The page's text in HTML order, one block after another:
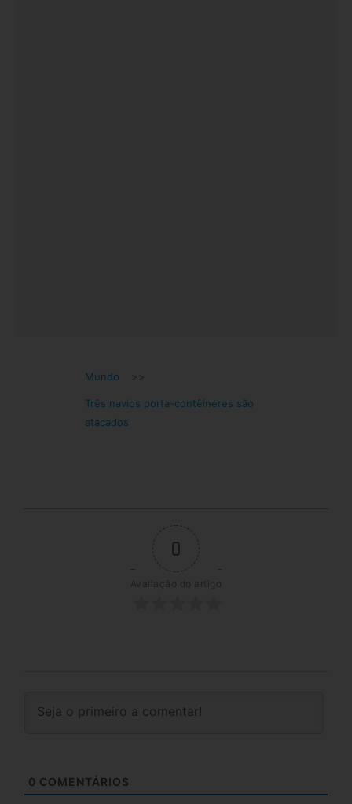
Mundo >>
Três navios porta-contêineres são
atacados
0
Avaliação do artigo
0 COMENTÁRIOS